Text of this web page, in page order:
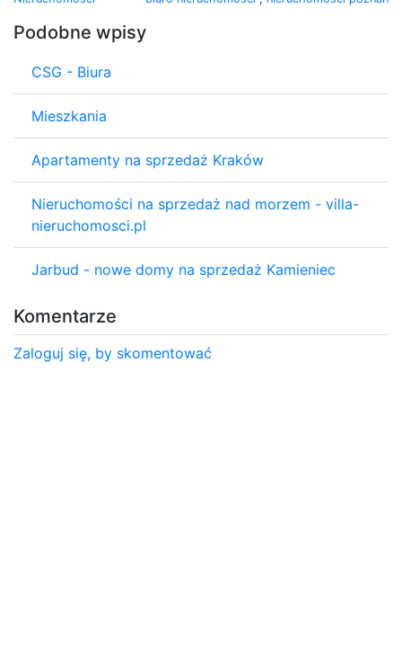
Podobne wpisy
CSG - Biura
Mieszkania
Apartamenty na sprzedaż Kraków
Nieruchomości na sprzedaż nad morzem - villa-
nieruchomosci.pl
Jarbud - nowe domy na sprzedaż Kamieniec
Komentarze
Zaloguj się, by skomentować